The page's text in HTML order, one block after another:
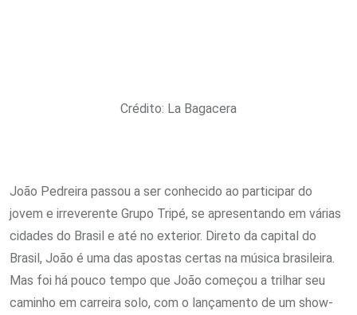
Crédito: La Bagacera
João Pedreira passou a ser conhecido ao participar do
jovem e irreverente Grupo Tripé, se apresentando em várias
cidades do Brasil e até no exterior. Direto da capital do
Brasil, João é uma das apostas certas na música brasileira.
Mas foi há pouco tempo que João começou a trilhar seu
caminho em carreira solo, com o lançamento de um show-